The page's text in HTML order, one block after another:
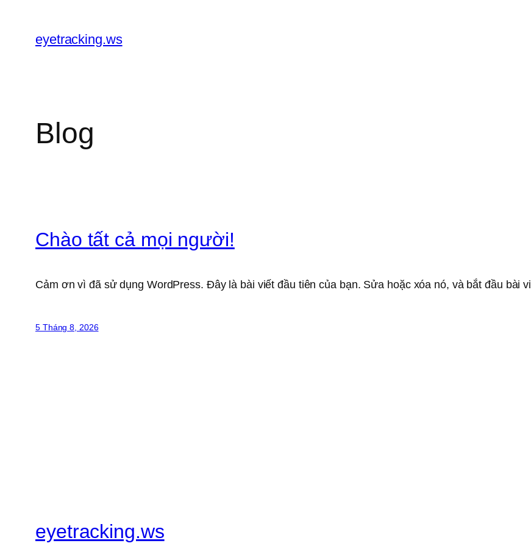
eyetracking.ws
Blog
Chào tất cả mọi người!
Cảm ơn vì đã sử dụng WordPress. Đây là bài viết đầu tiên của bạn. Sửa hoặc xóa nó, và bắt đầu bài
5 Tháng 8, 2026
eyetracking.ws